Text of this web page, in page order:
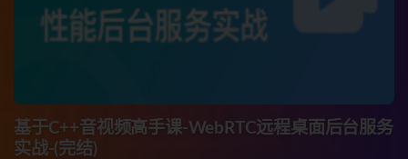
基于C++音视频高手课-WebRTC远程桌面后台服务
实战-(完结)